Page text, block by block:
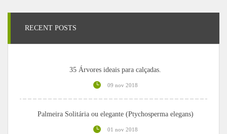
RECENT POSTS
35 Árvores ideais para calçadas.
09 nov 2018
Palmeira Solitária ou elegante (Ptychosperma elegans)
01 nov 2018